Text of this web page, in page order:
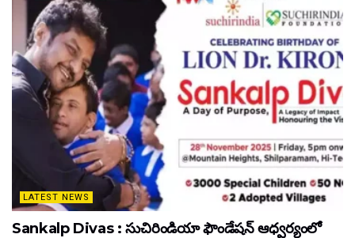
LATEST NEWS
Sankalp Divas : సుచిరిండియా ఫౌండేషన్ ఆధ్వర్యంలో